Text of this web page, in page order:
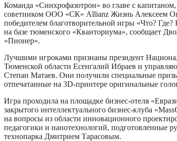
Команда «Синхрофазотрон» во главе с
советником ООО «СК» Allianz Жизнь Алексеем
победителем благотворительной игры «Что? Где?
на базе тюменского «Кванториума», сообщает
«Пионер».
Лучшими игроками признаны президент
Тюменской области Есенгалий Ибраев и
Степан Матаев. Они получили специальные
отпечатанные на 3D-принтере оригинальные
Игра проходила на площадке бизнес-отеля
закрытого интеллектуального бизнес-клуба
на вопросы из области инновационного
педагогики и нанотехнологий, подготовленные
технопарка Дмитрием Тарасовым.